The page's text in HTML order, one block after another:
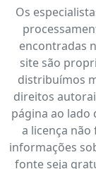
Os
encontradas
site são
distribuímos
direitos
página ao lado
a licença
informações
fonte seja